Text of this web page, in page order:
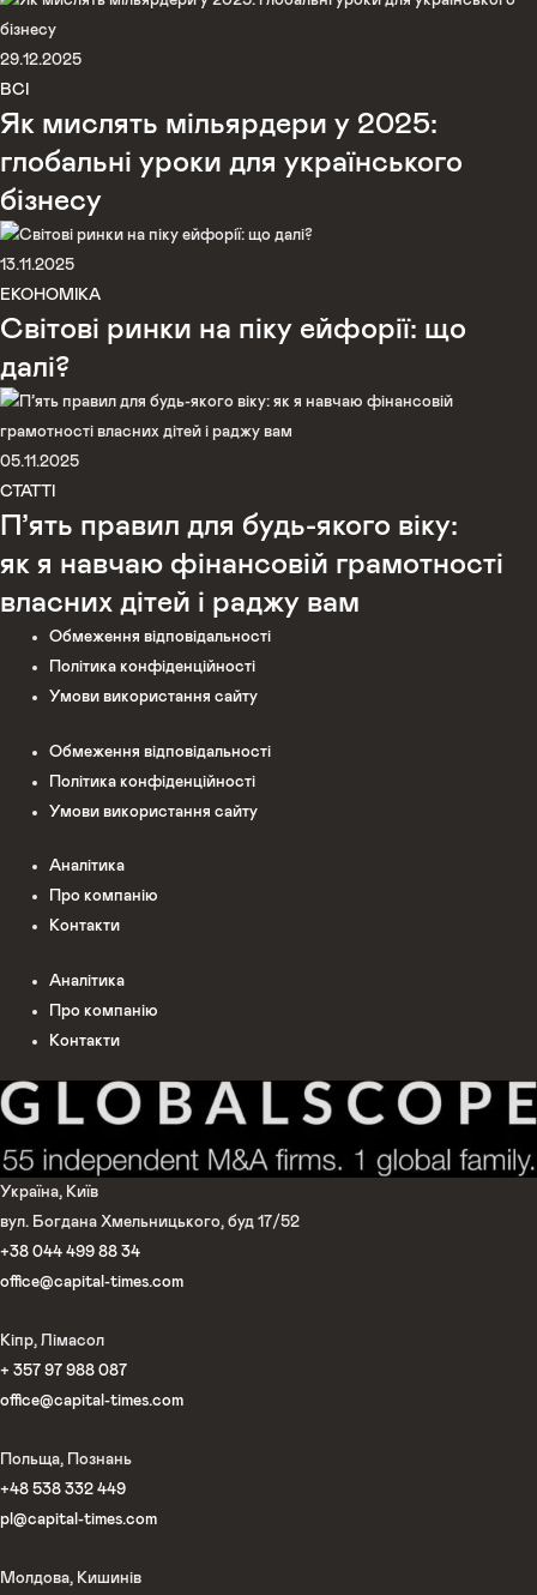
29.12.2025
ВСІ
Як мислять мільярдери у 2025:
глобальні уроки для українського
бізнесу
13.11.2025
ЕКОНОМІКА
Світові ринки на піку ейфорії: що
далі?
05.11.2025
СТАТТІ
П’ять правил для будь-якого віку:
як я навчаю фінансовій грамотності
власних дітей і раджу вам
Обмеження відповідальності
Політика конфіденційності
Умови використання сайту
Обмеження відповідальності
Політика конфіденційності
Умови використання сайту
Аналітика
Про компанію
Контакти
Аналітика
Про компанію
Контакти
Україна, Київ
вул. Богдана Хмельницького, буд 17/52
+38 044 499 88 34
office@capital-times.com
Кіпр, Лімасол
+ 357 97 988 087
office@capital-times.com
Польща, Познань
+48 538 332 449
pl@capital-times.com
Молдова, Кишинів